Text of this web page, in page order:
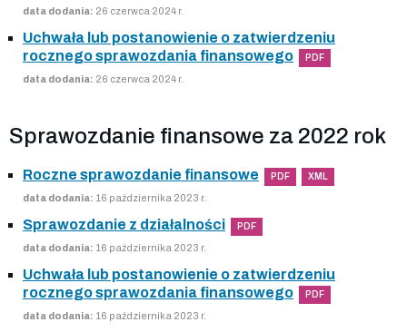
data dodania: 26 czerwca 2024 r.
Uchwała lub postanowienie o zatwierdzeniu
rocznego sprawozdania finansowego
PDF
data dodania: 26 czerwca 2024 r.
Sprawozdanie finansowe za 2022 rok
Roczne sprawozdanie finansowe PDF XML
data dodania: 16 października 2023 r.
Sprawozdanie z działalności PDF
data dodania: 16 października 2023 r.
Uchwała lub postanowienie o zatwierdzeniu
rocznego sprawozdania finansowego
PDF
data dodania: 16 października 2023 r.